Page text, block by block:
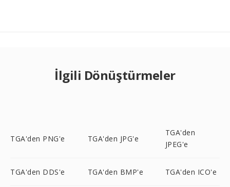
İlgili Dönüştürmeler
TGA'den PNG'e TGA'den JPG'e
TGA'den
JPEG'e
TGA'den DDS'e TGA'den BMP'e TGA'den ICO'e